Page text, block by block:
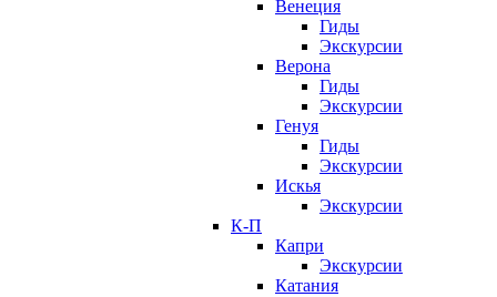
Венеция
Гиды
Экскурсии
Верона
Гиды
Экскурсии
Генуя
Гиды
Экскурсии
Искья
Экскурсии
К-П
Капри
Экскурсии
Катания